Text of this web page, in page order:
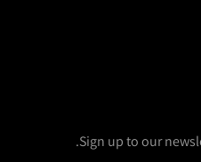
Sign up to our